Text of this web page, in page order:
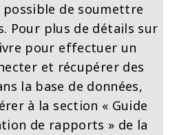
de soumettre
Pour plus de détails sur
pour effectuer un
et récupérer des
la base de données,
à la section « Guide
de rapports » de la